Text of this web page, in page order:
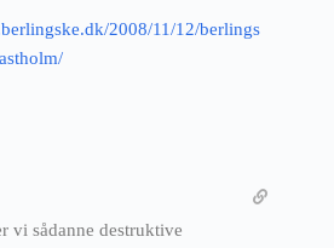
2008/11/12/berlings
vi sådanne destruktive